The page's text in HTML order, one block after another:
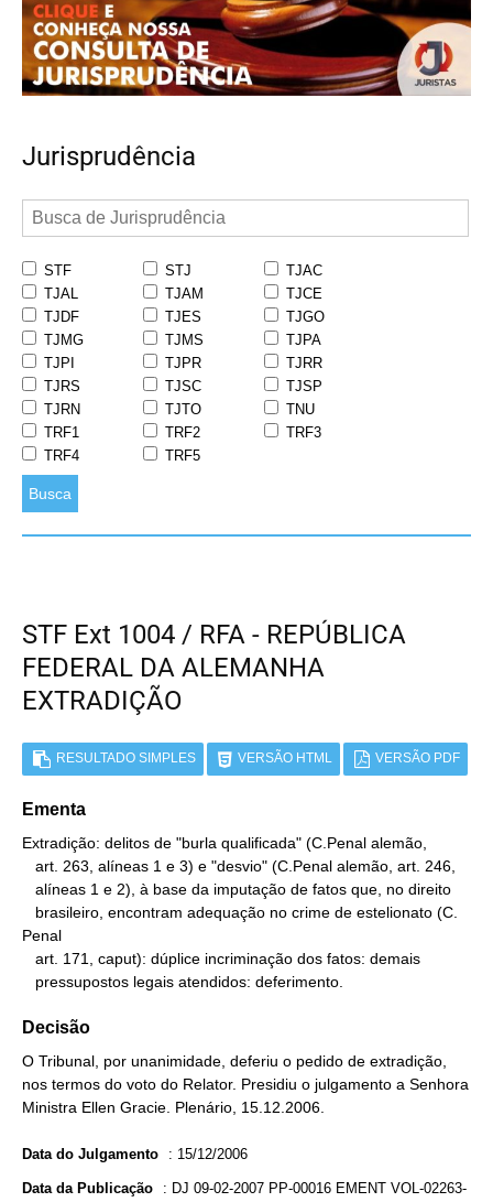
Jurisprudência
STF STJ
TJAC
TJAL
TJAM
TJCE
TJDF
TJES
TJGO
TJMG
TJMS
TJPA
TJPI
TJPR
TJRR
TJRS
TJSC
TJSP
TJRN
TJTO
TNU
TRF1
TRF2
TRF3
TRF4
TRF5
Busca
STF Ext 1004 / RFA - REPÚBLICA
FEDERAL DA ALEMANHA
EXTRADIÇÃO
RESULTADO SIMPLES VERSÃO HTML VERSÃO PDF
Ementa
Extradição: delitos de "burla qualificada" (C.Penal alemão,
Penal
   pressupostos legais atendidos: deferimento.
Decisão
O Tribunal, por unanimidade, deferiu o pedido de extradição,
nos termos do voto do Relator. Presidiu o julgamento a Senhora
Ministra Ellen Gracie. Plenário, 15.12.2006.
Data do Julgamento : 15/12/2006
Data da Publicação : DJ 09-02-2007 PP-00016 EMENT VOL-02263-